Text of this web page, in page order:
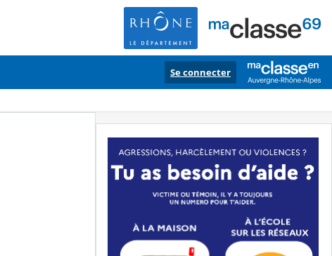
Se connecter